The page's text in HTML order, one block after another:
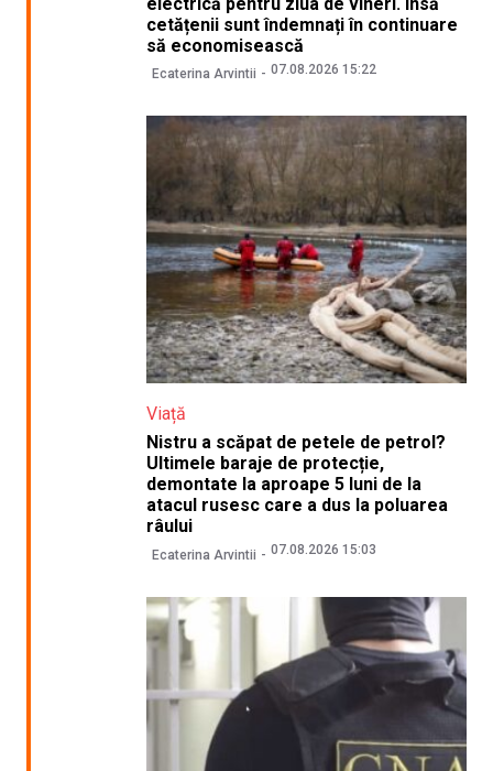
cetățenii sunt îndemnați în continuare
să economisească
Ecaterina Arvintii 07.08.2026 15:22
Viață
Nistru a scăpat de petele de petrol?
Ultimele baraje de protecție,
demontate la aproape 5 luni de la
atacul rusesc care a dus la poluarea
râului
Ecaterina Arvintii 07.08.2026 15:03